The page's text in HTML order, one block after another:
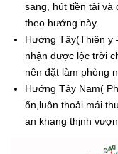
sang, hút tiền tài và
theo hướng này.
Hướng Tây(Thiên y
nhận được lộc trời
nên đặt làm phòng
Hướng Tây Nam(
ổn,luôn thoải mái
an khang thịnh